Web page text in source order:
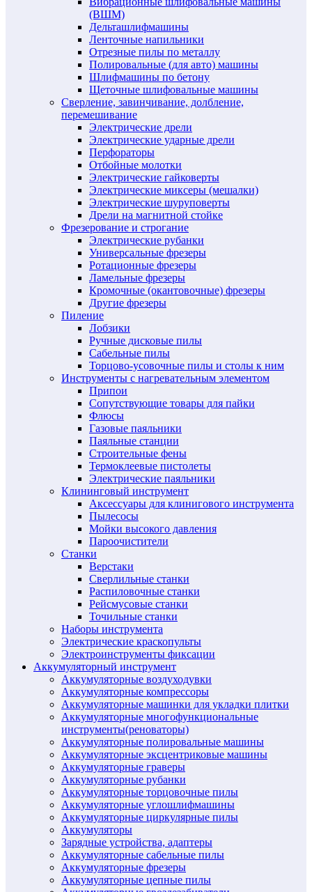
(ВШМ)
Дельташлифмашины
Ленточные напильники
Отрезные пилы по металлу
Полировальные (для авто) машины
Шлифмашины по бетону
Щеточные шлифовальные машины
Сверление, завинчивание, долбление,
перемешивание
Электрические дрели
Электрические ударные дрели
Перфораторы
Отбойные молотки
Электрические гайковерты
Электрические миксеры (мешалки)
Электрические шуруповерты
Дрели на магнитной стойке
Фрезерование и строгание
Электрические рубанки
Универсальные фрезеры
Ротационные фрезеры
Ламельные фрезеры
Кромочные (окантовочные) фрезеры
Другие фрезеры
Пиление
Лобзики
Ручные дисковые пилы
Сабельные пилы
Торцово-усовочные пилы и столы к ним
Инструменты с нагревательным элементом
Припои
Сопутствующие товары для пайки
Флюсы
Газовые паяльники
Паяльные станции
Строительные фены
Термоклеевые пистолеты
Электрические паяльники
Клининговый инструмент
Аксессуары для клинигового инструмента
Пылесосы
Мойки высокого давления
Пароочистители
Станки
Верстаки
Сверлильные станки
Распиловочные станки
Рейсмусовые станки
Точильные станки
Наборы инструмента
Электрические краскопульты
Электроинструменты фиксации
Аккумуляторный инструмент
Аккумуляторные воздуходувки
Аккумуляторные компрессоры
Аккумуляторные машинки для укладки плитки
Аккумуляторные многофункциональные
инструменты(реноваторы)
Аккумуляторные полировальные машины
Аккумуляторные эксцентриковые машины
Аккумуляторные граверы
Аккумуляторные рубанки
Аккумуляторные торцовочные пилы
Аккумуляторные углошлифмашины
Аккумуляторные циркулярные пилы
Аккумуляторы
Зарядные устройства, адаптеры
Аккумуляторные сабельные пилы
Аккумуляторные фрезеры
Аккумуляторные цепные пилы